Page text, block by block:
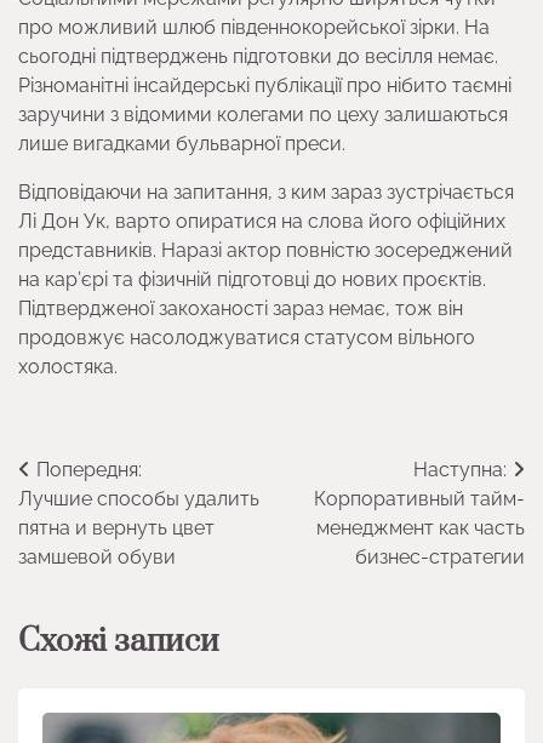
про можливий шлюб південнокорейської зірки. На
сьогодні підтверджень підготовки до весілля немає.
Різноманітні інсайдерські публікації про нібито таємні
заручини з відомими колегами по цеху залишаються
лише вигадками бульварної преси.
Відповідаючи на запитання, з ким зараз зустрічається
Лі Дон Ук, варто опиратися на слова його офіційних
представників. Наразі актор повністю зосереджений
на кар’єрі та фізичній підготовці до нових проєктів.
Підтвердженої закоханості зараз немає, тож він
продовжує насолоджуватися статусом вільного
холостяка.
Навігація
записів
Попередня:
Лучшие способы удалить
пятна и вернуть цвет
замшевой обуви
Наступна:
Корпоративный тайм-
менеджмент как часть
бизнес-стратегии
Схожі записи